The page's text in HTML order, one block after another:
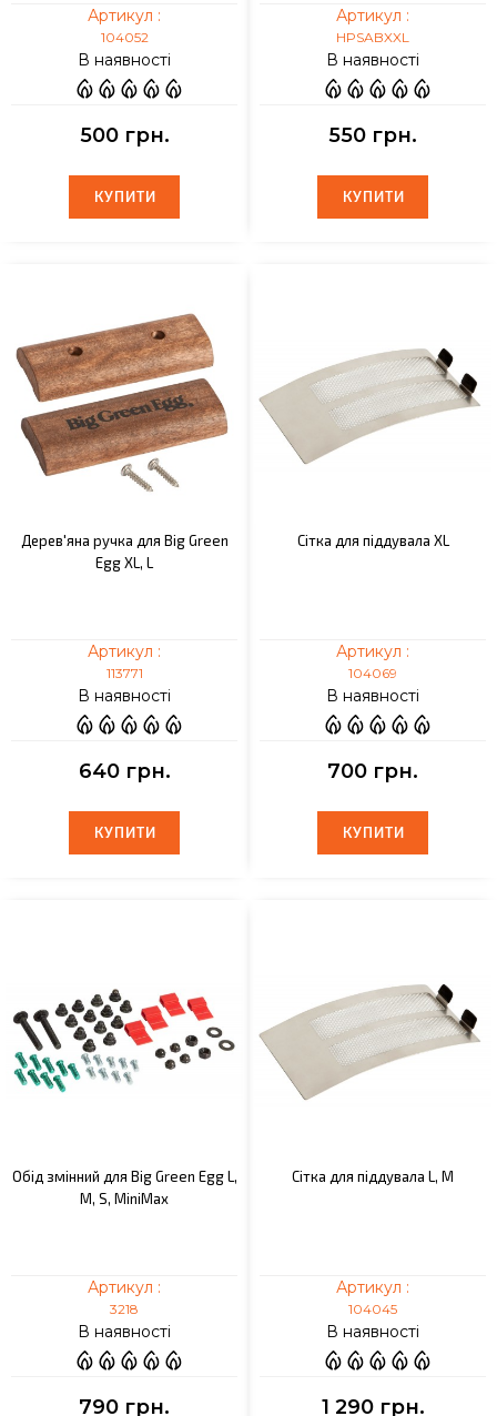
Артикул :
104052
В наявності
500 грн.
КУПИТИ
КУПИТИ
Артикул :
HPSABXXL
В наявності
550 грн.
КУПИТИ
КУПИТИ
Дерев'яна ручка для Big Green
Egg XL, L
Артикул :
113771
В наявності
640 грн.
КУПИТИ
КУПИТИ
Сітка для піддувала XL
Артикул :
104069
В наявності
700 грн.
КУПИТИ
КУПИТИ
Обід змінний для Big Green Egg L,
M, S, MiniMax
Артикул :
3218
В наявності
790 грн.
Сітка для піддувала L, M
Артикул :
104045
В наявності
1 290 грн.